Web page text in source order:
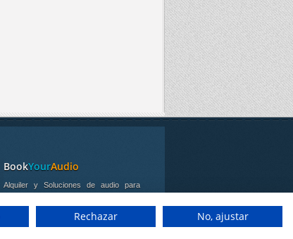
BookYourAudio
Alquiler y Soluciones de audio para
Rechazar No, ajustar